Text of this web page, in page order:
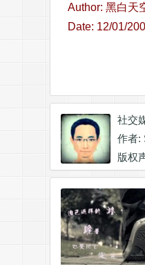
Author: 黑白天
Date: 12/01/
社交
作者:
版权